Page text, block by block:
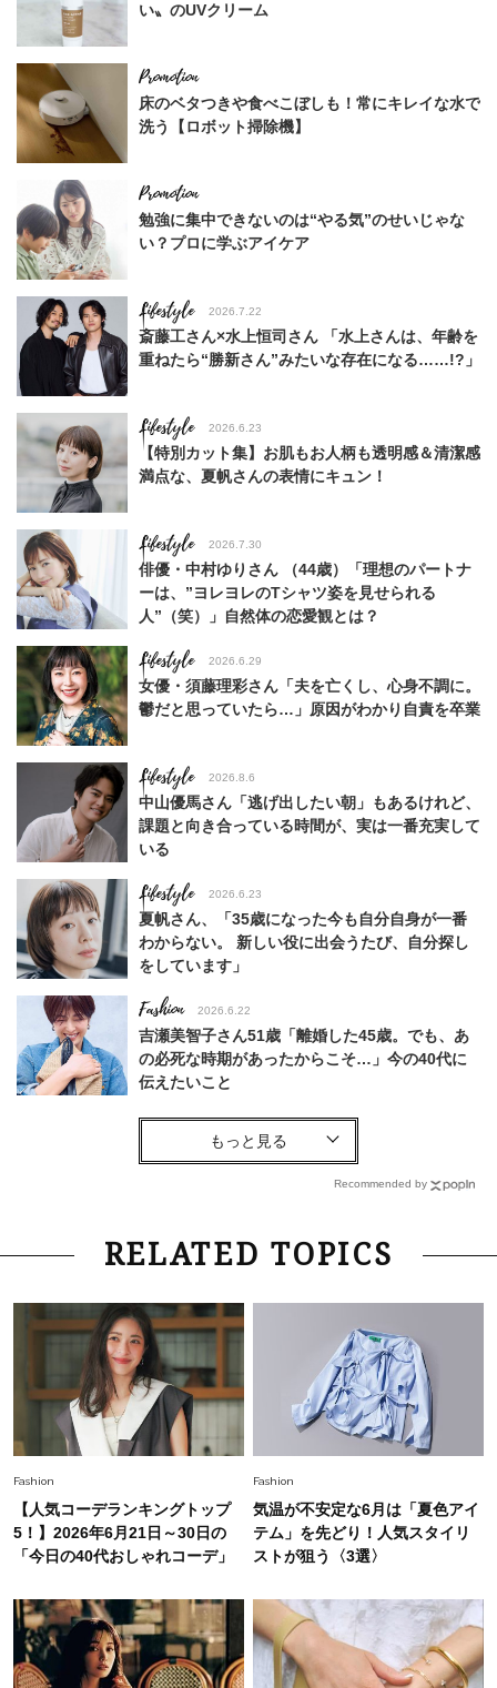
い〟のUVクリーム
床のベタつきや食べこぼしも！常にキレイな水で
洗う【ロボット掃除機】
勉強に集中できないのは“やる気”のせいじゃな
い？プロに学ぶアイケア
Lifestyle 2026.7.22
斎藤工さん×水上恒司さん 「水上さんは、年齢を
重ねたら“勝新さん”みたいな存在になる……!?」
Lifestyle 2026.6.23
【特別カット集】お肌もお人柄も透明感＆清潔感
満点な、夏帆さんの表情にキュン！
Lifestyle 2026.7.30
俳優・中村ゆりさん （44歳）「理想のパートナ
ーは、”ヨレヨレのTシャツ姿を見せられる
人”（笑）」自然体の恋愛観とは？
Lifestyle 2026.6.29
女優・須藤理彩さん「夫を亡くし、心身不調に。
鬱だと思っていたら…」原因がわかり自責を卒業
Lifestyle 2026.8.6
中山優馬さん「逃げ出したい朝」もあるけれど、
課題と向き合っている時間が、実は一番充実して
いる
Lifestyle 2026.6.23
夏帆さん、「35歳になった今も自分自身が一番
わからない。 新しい役に出会うたび、自分探し
をしています」
Fashion 2026.6.22
吉瀬美智子さん51歳「離婚した45歳。でも、あ
の必死な時期があったからこそ…」今の40代に
伝えたいこと
Fashion
【40代コンサバ派】白Tシャツは「パール×ゴー
Lifestyle 2026.7.29
「お若いですね」は褒め言葉？“若い＝美しい”と
ーレス連載22】
Lifestyle
26年夏の【開運アクション】は”ひと拭き”習
慣！「金運アップ→トイレ、じゃあ底上げ運
は？」
2026.5.22
梅宮アンナさん 電撃婚から1年、家族の価値観
を育み中「理想の暮らしよりも今の心地よさを選
んだ」
Fashion
中村ゆりさん「40代になり、やっと“仕事以外の
幸福感”に目が向いた」ライフスタイルも、服も
Recommended by
RELATED TOPICS
Fashion
【人気コーデランキングトップ
5！】2026年6月21日～30日の
「今日の40代おしゃれコーデ」
Fashion
気温が不安定な6月は「夏色アイ
テム」を先どり！人気スタイリ
ストが狙う〈3選〉